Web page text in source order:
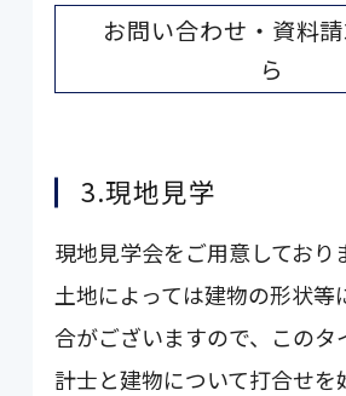
お問い合わせ・資料
ら
3.現地見学
現地見学会をご用意しており
土地によっては建物の形状等
合がございますので、このタ
計士と建物について打合せを